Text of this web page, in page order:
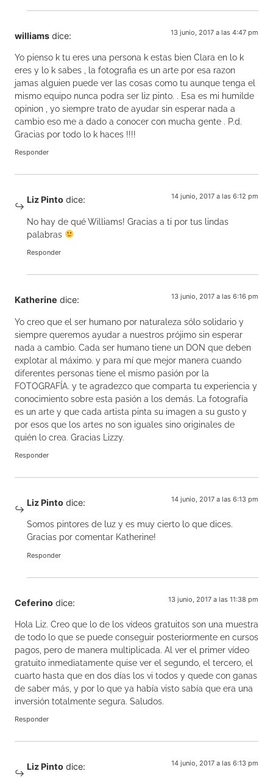
williams dice: 13 junio, 2017 a las 4:47 pm
Yo pienso k tu eres una persona k estas bien Clara en lo k
eres y lo k sabes , la fotografia es un arte por esa razon
jamas alguien puede ver las cosas como tu aunque tenga el
mismo equipo nunca podra ser liz pinto. . Esa es mi humilde
opinion , yo siempre trato de ayudar sin esperar nada a
cambio eso me a dado a conocer con mucha gente . P.d.
Gracias por todo lo k haces !!!!
Responder
Liz Pinto dice: 14 junio, 2017 a las 6:12 pm
No hay de qué Williams! Gracias a ti por tus lindas
palabras
Responder
Katherine dice: 13 junio, 2017 a las 6:16 pm
Yo creo que el ser humano por naturaleza sólo solidario y
siempre queremos ayudar a nuestros prójimo sin esperar
nada a cambio. Cada ser humano tiene un DON que deben
explotar al máximo. y para mí que mejor manera cuando
diferentes personas tiene el mismo pasión por la
FOTOGRAFÍA. y te agradezco que comparta tu experiencia y
conocimiento sobre esta pasión a los demás. La fotografía
es un arte y que cada artista pinta su imagen a su gusto y
por esos que los artes no son iguales sino originales de
quién lo crea. Gracias Lizzy.
Responder
Liz Pinto dice: 14 junio, 2017 a las 6:13 pm
Somos pintores de luz y es muy cierto lo que dices.
Gracias por comentar Katherine!
Responder
Ceferino dice: 13 junio, 2017 a las 11:38 pm
Hola Liz. Creo que lo de los vídeos gratuitos son una muestra
de todo lo que se puede conseguir posteriormente en cursos
pagos, pero de manera multiplicada. Al ver el primer vídeo
gratuito inmediatamente quise ver el segundo, el tercero, el
cuarto hasta que en dos días los vi todos y quede con ganas
de saber más, y por lo que ya había visto sabía que era una
inversión totalmente segura. Saludos.
Responder
Liz Pinto dice: 14 junio, 2017 a las 6:13 pm